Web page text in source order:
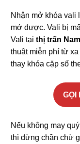
Nhận mở khóa vali
mở được. Vali bị
Vali tạithị trấn
thuật miễn phí từ
thay khóa cặp số
GỌI
Nếu không may
thì đừng chần chừ